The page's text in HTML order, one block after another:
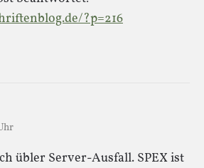
?p=216
übler Server-Ausfall. SPEX ist